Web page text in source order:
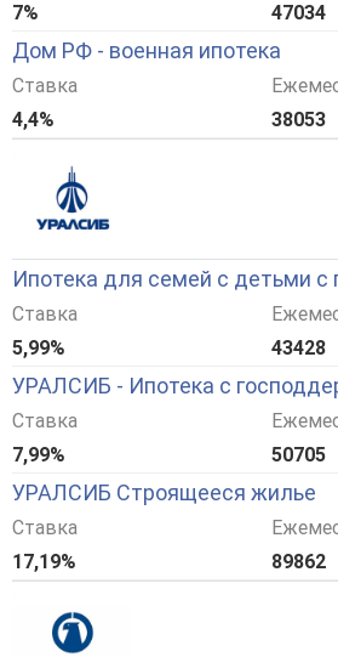
7%
47034
Дом РФ - военная ипотека
Ставка
4,4%
38053
Ипотека для семей с детьми с
Ставка
5,99%
43428
УРАЛСИБ - Ипотека с
Ставка
7,99%
50705
УРАЛСИБ Строящееся жилье
Ставка
17,19%
89862